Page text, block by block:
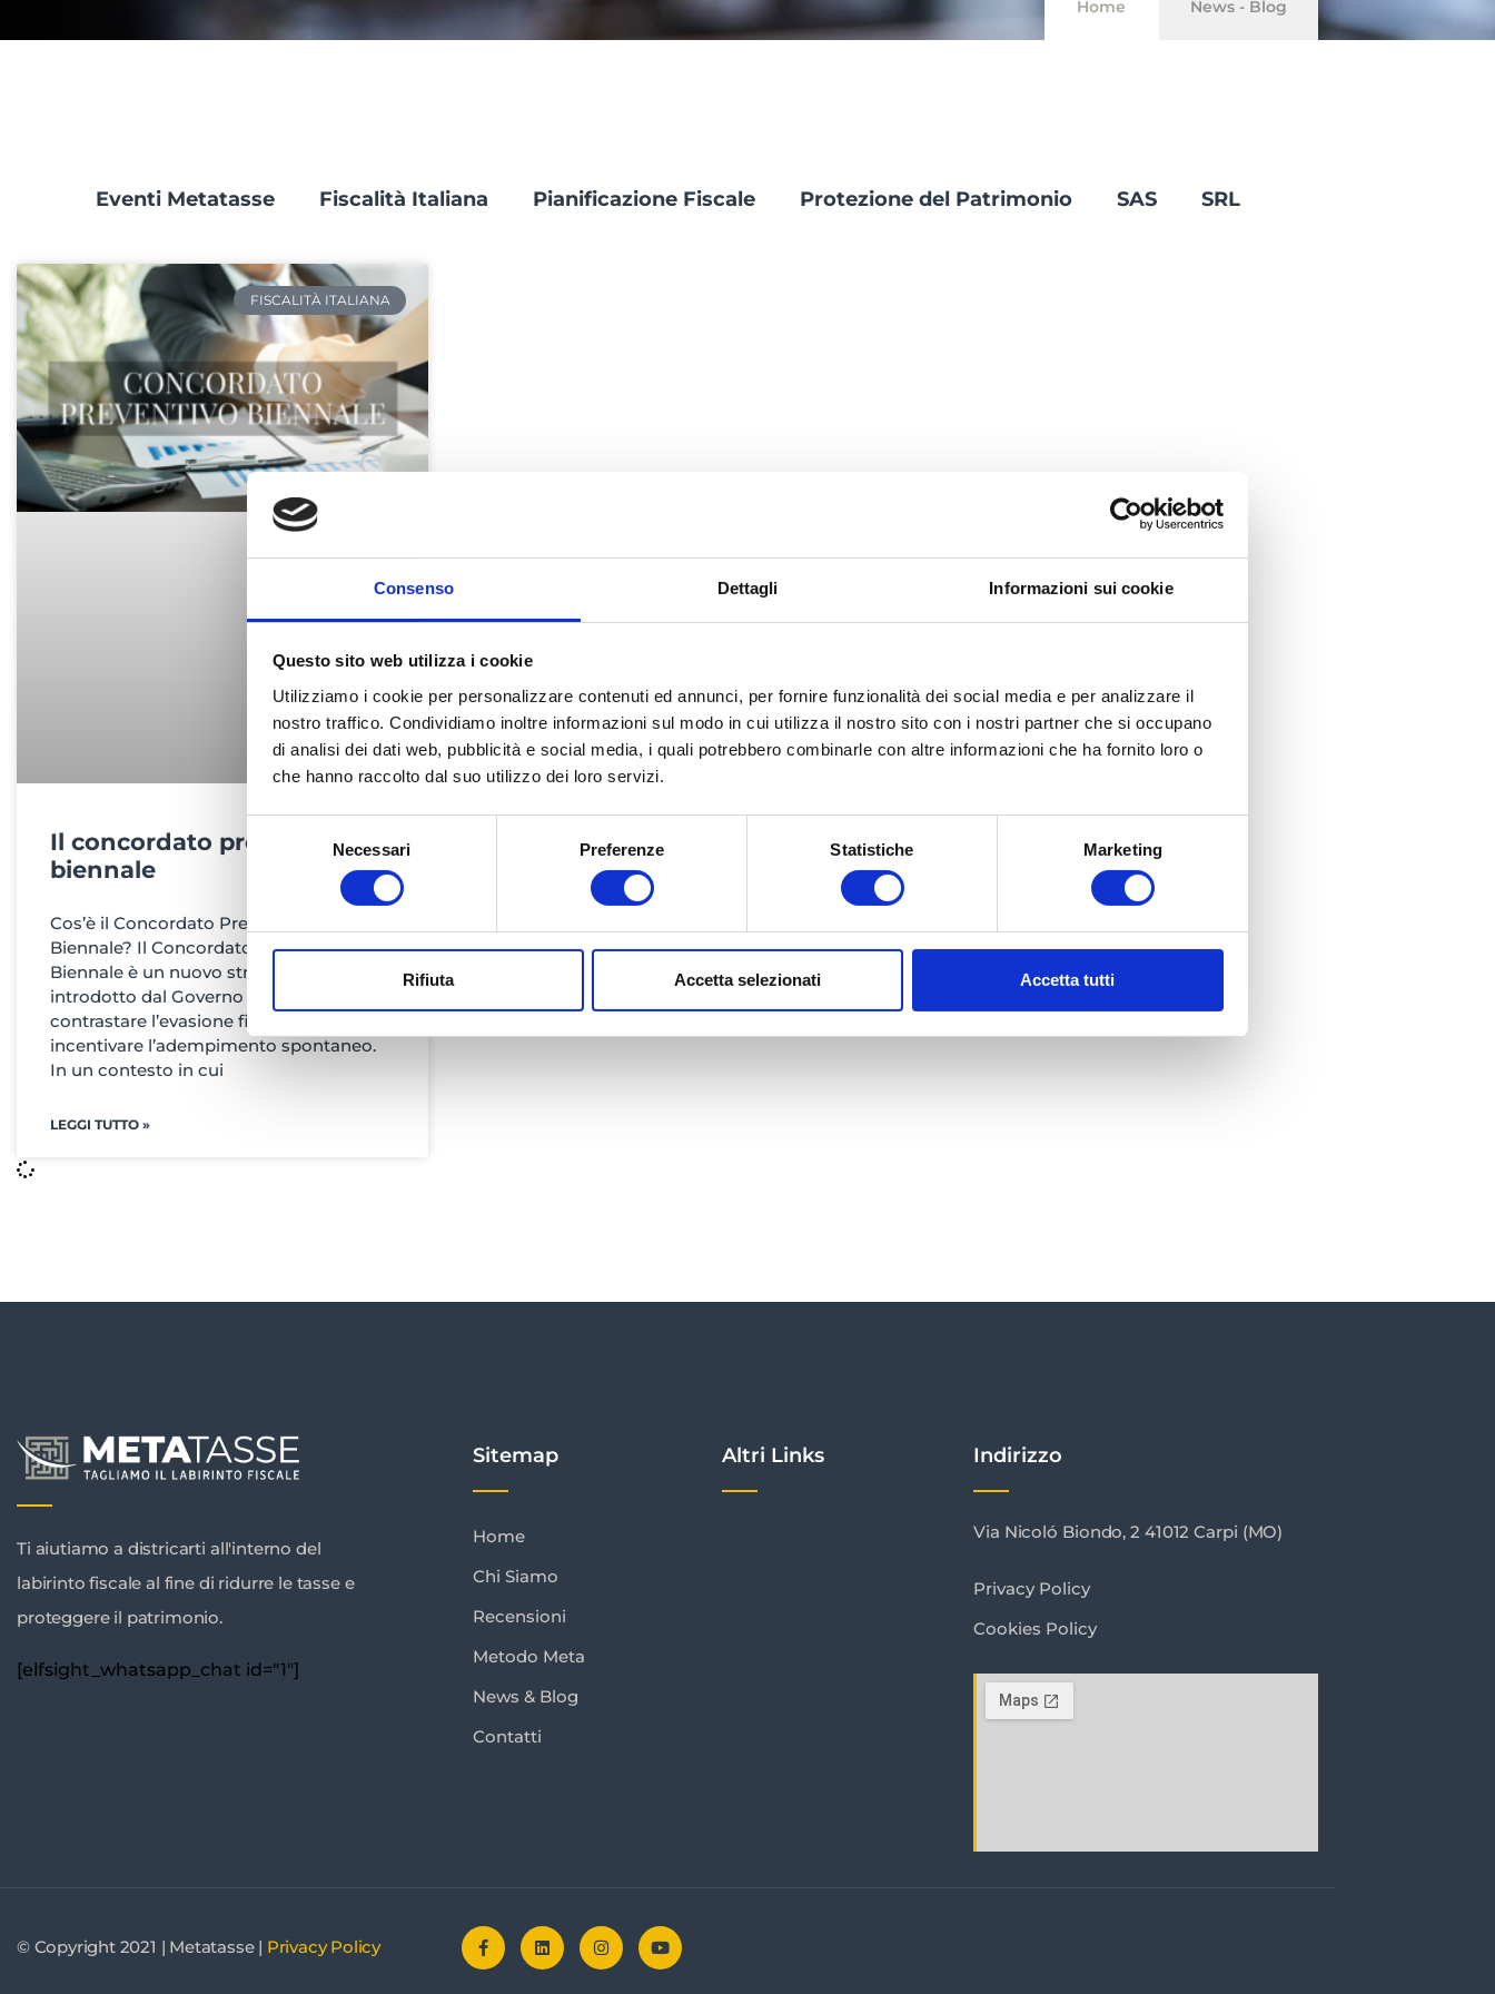
Consenso Dettagli Informazioni sui cookie
Questo sito web utilizza i cookie
Utilizziamo i cookie per personalizzare contenuti ed annunci, per fornire funzionalità dei social media e per analizzare il
nostro traffico. Condividiamo inoltre informazioni sul modo in cui utilizza il nostro sito con i nostri partner che si occupano
di analisi dei dati web, pubblicità e social media, i quali potrebbero combinarle con altre informazioni che ha fornito loro o
che hanno raccolto dal suo utilizzo dei loro servizi.
del
Necessari Preferenze Statistiche Marketing
Rifiuta Accetta selezionati Accetta tutti
Home News - Blog
Eventi Metatasse Fiscalità Italiana Pianificazione Fiscale Protezione del Patrimonio SAS SRL
FISCALITÀ ITALIANA
Il concordato preventivo
biennale
Cos’è il Concordato Preventivo
Biennale? Il Concordato Preventivo
Biennale è un nuovo strumento
introdotto dal Governo Meloni per
contrastare l’evasione fiscale e
incentivare l’adempimento spontaneo.
In un contesto in cui
LEGGI TUTTO »
Ti aiutiamo a districarti all'interno del
labirinto fiscale al fine di ridurre le tasse e
proteggere il patrimonio.
[elfsight_whatsapp_chat id="1"]
Sitemap
Home
Chi Siamo
Recensioni
Metodo Meta
News & Blog
Contatti
Altri Links Indirizzo
Via Nicoló Biondo, 2 41012 Carpi (MO)
Privacy Policy
Cookies Policy
© Copyright 2021 | Metatasse | Privacy Policy